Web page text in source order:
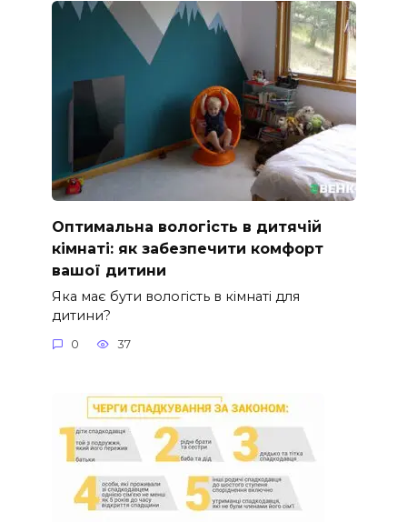
Оптимальна вологість в дитячій
кімнаті: як забезпечити комфорт
вашої дитини
Яка має бути вологість в кімнаті для
дитини?
0 37